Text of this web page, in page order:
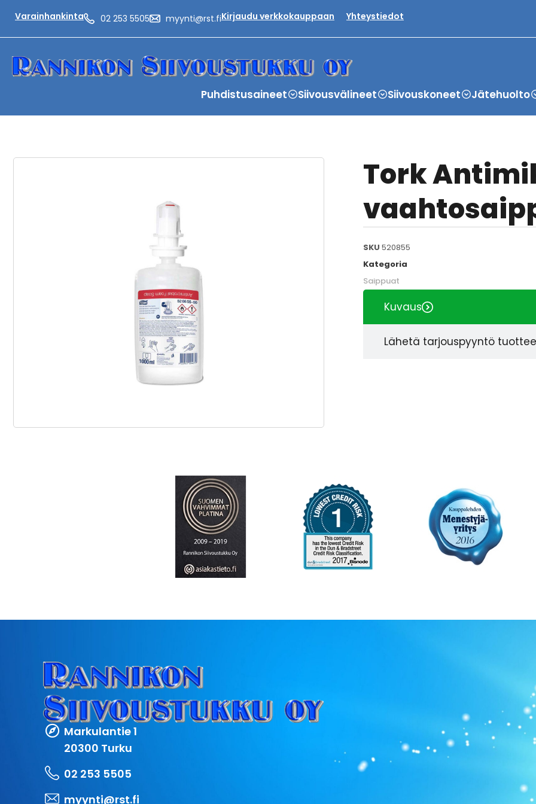
Varainhankinta 02 253 5505 myynti@rst.fiKirjaudu verkkokauppaan Yhteystiedot
Puhdistusaineet Siivousvälineet Siivouskoneet Jätehuolto
Tork
SKU 520855
Kategoria
Saippuat
Kuvaus
Lähetä tarjouspyyntö
Markulantie 1
20300 Turku
02 253 5505
myynti@rst.fi